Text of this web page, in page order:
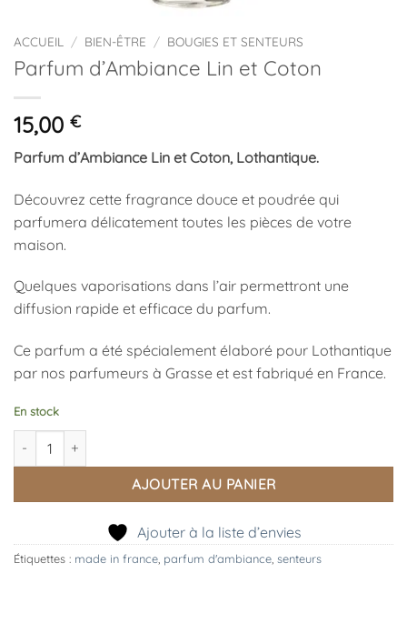
ACCUEIL / BIEN-ÊTRE / BOUGIES ET SENTEURS
Parfum d’Ambiance Lin et Coton
15,00 €
Parfum d’Ambiance Lin et Coton, Lothantique.
Découvrez cette fragrance douce et poudrée qui
parfumera délicatement toutes les pièces de votre
maison.
Quelques vaporisations dans l’air permettront une
diffusion rapide et efficace du parfum.
Ce parfum a été spécialement élaboré pour Lothantique
par nos parfumeurs à Grasse et est fabriqué en France.
En stock
quantité de Parfum d'Ambiance Lin et Coton
AJOUTER AU PANIER
Ajouter à la liste d’envies
Étiquettes : made in france parfum d'ambiance senteurs